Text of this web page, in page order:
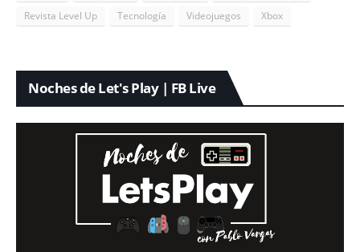
Revista Level Up
Tecnología Videojuegos Xbox
Noches de Let's Play | FB Live